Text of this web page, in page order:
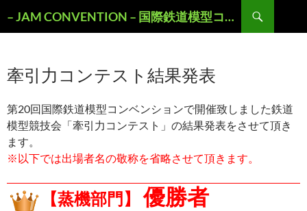
– JAM CONVENTION – 国際鉄道模型コンベンションOFFICIAL WEBSITE
ン
ツ
ス
キ
ッ
プ
牽引力コンテスト結果発表
第20回国際鉄道模型コンベンションで開催致しました鉄道
模型競技会「牽引力コンテスト」の結果発表をさせて頂き
ます。
※以下では出場者名の敬称を省略させて頂きます。
【蒸機部門】優勝者